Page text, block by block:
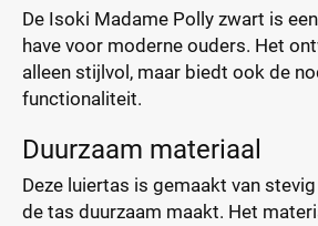
De Isoki Madame Polly zwart is
have voor moderne ouders. Het
alleen stijlvol, maar biedt ook de
functionaliteit.
Duurzaam materiaal
Deze luiertas is gemaakt van
de tas duurzaam maakt. Het